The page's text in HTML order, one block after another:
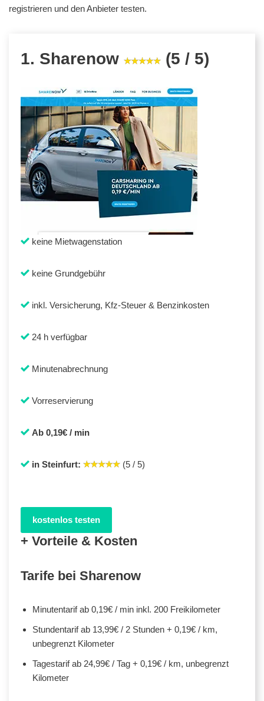
registrieren und den Anbieter testen.
1. Sharenow (5 / 5)
keine Mietwagenstation
keine Grundgebühr
inkl. Versicherung, Kfz-Steuer & Benzinkosten
24 h verfügbar
Minutenabrechnung
Vorreservierung
Ab 0,19€ / min
in Steinfurt: (5 / 5)
kostenlos testen
+ Vorteile & Kosten
Tarife bei Sharenow
Minutentarif ab 0,19€ / min inkl. 200 Freikilometer
Stundentarif ab 13,99€ / 2 Stunden + 0,19€ / km,
unbegrenzt Kilometer
Tagestarif ab 24,99€ / Tag + 0,19€ / km, unbegrenzt
Kilometer